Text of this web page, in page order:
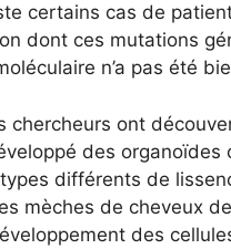
certains cas de
dont ces mutations
n’a pas été
chercheurs ont
des
différents de
mèches de cheveux
des